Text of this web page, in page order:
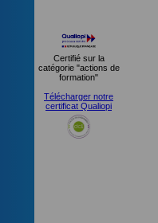
Certifié sur la
catégorie "actions de
formation"
Télécharger notre
certificat Qualiopi